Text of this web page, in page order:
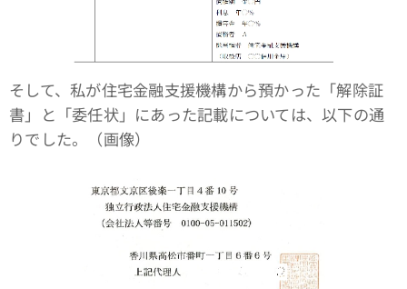
そして、私が住宅金融支援機構から預かった「解除証
書」と「委任状」にあった記載については、以下の通
りでした。（画像）